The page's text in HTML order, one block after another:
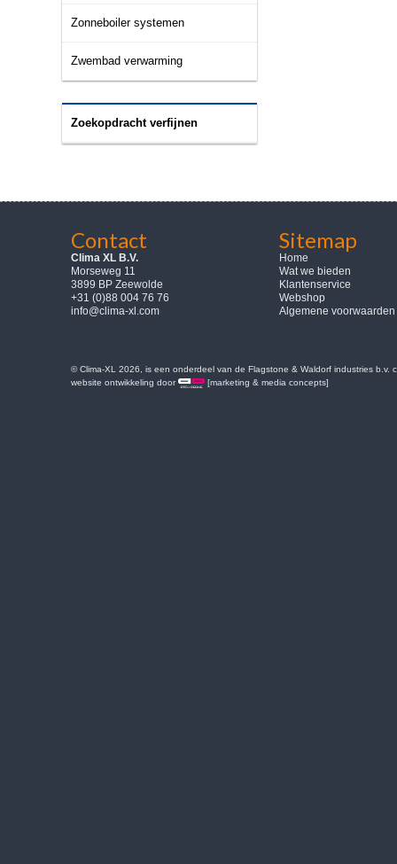
Zonneboiler systemen
Zwembad verwarming
Zoekopdracht verfijnen
Contact
Clima XL B.V.
Morseweg 11
3899 BP Zeewolde
+31 (0)88 004 76 76
info@clima-xl.com
Sitemap
Home
Wat we bieden
Klantenservice
Webshop
Algemene voorwaarden
© Clima-XL 2026, is een onderdeel van de Flagstone & Waldorf industries b.v.
website ontwikkeling door
[marketing & media concepts]